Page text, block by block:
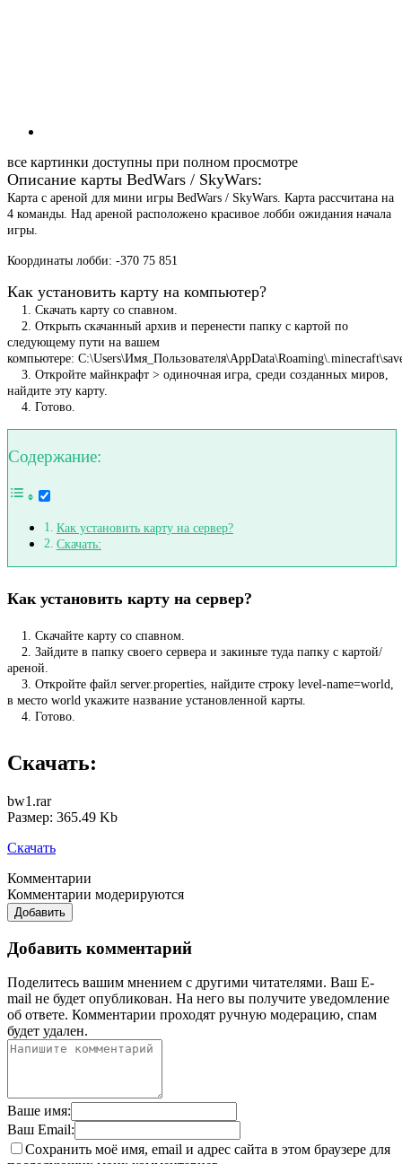
все картинки доступны при полном просмотре
Описание карты BedWars / SkyWars:
Карта с ареной для мини игры BedWars / SkyWars. Карта рассчитана на
4 команды. Над ареной расположено красивое лобби ожидания начала
игры.
Координаты лобби: -370 75 851
Как установить карту на компьютер?
1. Скачать карту со спавном.
2. Открыть скачанный архив и перенести папку с картой по
следующему пути на вашем
компьютере:
3. Откройте майнкрафт > одиночная игра, среди созданных миров,
найдите эту карту.
4. Готово.
Содержание:
Как установить карту на сервер?
Скачать:
Как установить карту на сервер?
1. Скачайте карту со спавном.
2. Зайдите в папку своего сервера и закиньте туда папку с картой/
ареной.
3. Откройте файл server.properties, найдите строку level-name=world,
в место world укажите название установленной карты.
4. Готово.
Скачать:
bw1.rar
Размер: 365.49 Kb
Скачать
Комментарии
Комментарии модерируются
Добавить
Добавить комментарий
Поделитесь вашим мнением с другими читателями. Ваш E-
mail не будет опубликован. На него вы получите уведомление
об ответе. Комментарии проходят ручную модерацию, спам
будет удален.
Ваше имя:
Ваш Email:
Сохранить моё имя, email и адрес сайта в этом браузере для